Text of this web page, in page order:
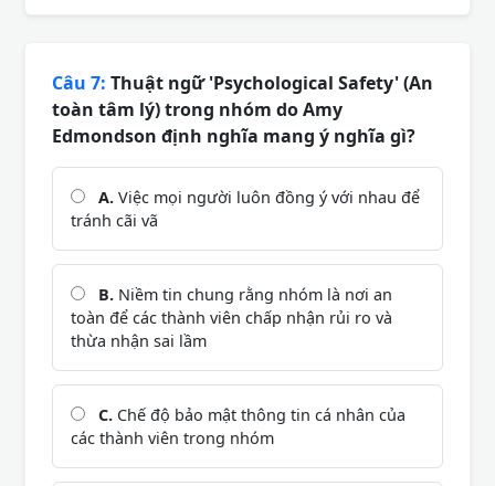
Câu 7: Thuật ngữ 'Psychological Safety' (An
toàn tâm lý) trong nhóm do Amy
Edmondson định nghĩa mang ý nghĩa gì?
A. Việc mọi người luôn đồng ý với nhau để
tránh cãi vã
B. Niềm tin chung rằng nhóm là nơi an
toàn để các thành viên chấp nhận rủi ro và
thừa nhận sai lầm
C. Chế độ bảo mật thông tin cá nhân của
các thành viên trong nhóm